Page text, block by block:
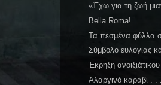
«Έχω για τη ζωή
Bella Roma!
Τα πεσμένα φύλλα
Σύμβολο ευλογίας
Έκρηξη
Αλαργινό καράβι . .